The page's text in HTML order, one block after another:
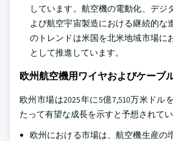
しています。航空機の電動化、デジ
よび航空宇宙製造における継続的な
のトレンドは米国を北米地域市場に
として推進しています。
欧州航空機用ワイヤおよびケーブ
欧州市場は2025年に5億7,510万米ドル
たって有望な成長を示すと予想されてい
欧州における市場は、航空機生産の